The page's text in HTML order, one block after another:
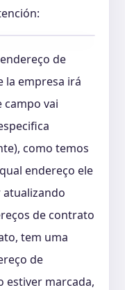
de
la empresa irá
campo vai
como temos
endereço ele
atualizando
de contrato
tem uma
de
estiver marcada,